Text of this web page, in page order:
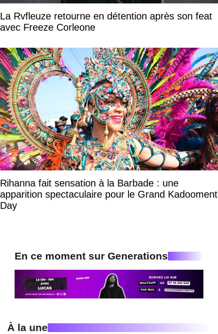
La Rvfleuze retourne en détention après son feat
avec Freeze Corleone
Rihanna fait sensation à la Barbade : une
apparition spectaculaire pour le Grand Kadooment
Day
En ce moment sur Generations
À la une